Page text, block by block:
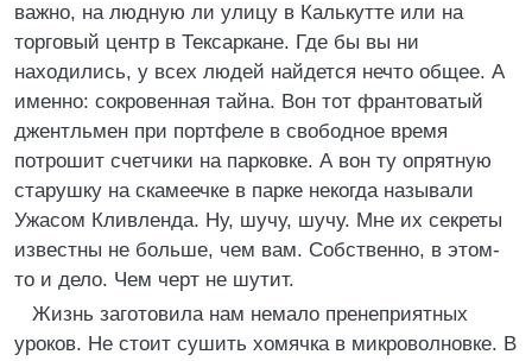
важно, на людную ли улицу в Калькутте или на
торговый центр в Тексаркане. Где бы вы ни
находились, у всех людей найдется нечто общее. А
именно: сокровенная тайна. Вон тот франтоватый
джентльмен при портфеле в свободное время
потрошит счетчики на парковке. А вон ту опрятную
старушку на скамеечке в парке некогда называли
Ужасом Кливленда. Ну, шучу, шучу. Мне их секреты
известны не больше, чем вам. Собственно, в этом-
то и дело. Чем черт не шутит.
Жизнь заготовила нам немало пренеприятных
уроков. Не стоит сушить хомячка в микроволновке. В